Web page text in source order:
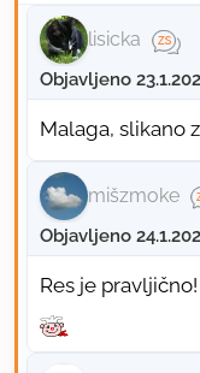
lisicka
Objavljeno
Malaga, slikano
mišzmoke
Objavljeno
Res je